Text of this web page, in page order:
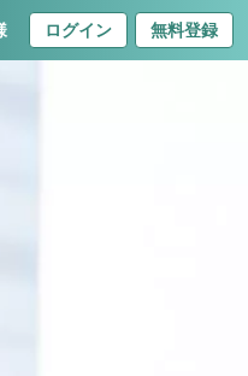
ログイン 無料登録